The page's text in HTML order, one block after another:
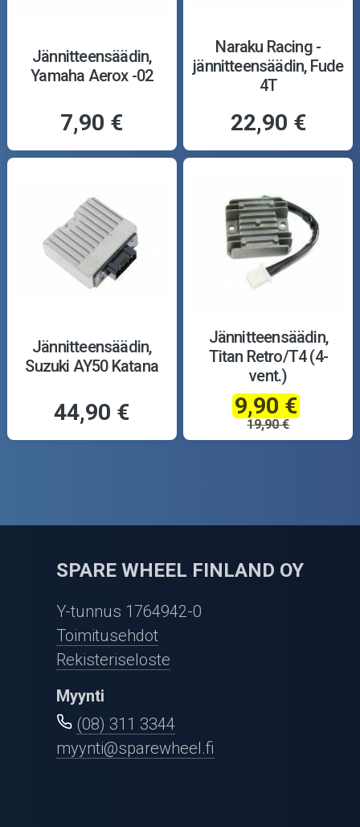
Jännitteensäädin,
Yamaha Aerox -02
7,90 €
Naraku Racing -
jännitteensäädin, Fude
4T
22,90 €
Jännitteensäädin,
Suzuki AY50 Katana
44,90 €
Jännitteensäädin,
Titan Retro/T4 (4-
vent.)
9,90 €
19,90 €
SPARE WHEEL FINLAND OY
Y-tunnus 1764942-0
Toimitusehdot
Rekisteriseloste
Myynti
(08) 311 3344
myynti@sparewheel.fi